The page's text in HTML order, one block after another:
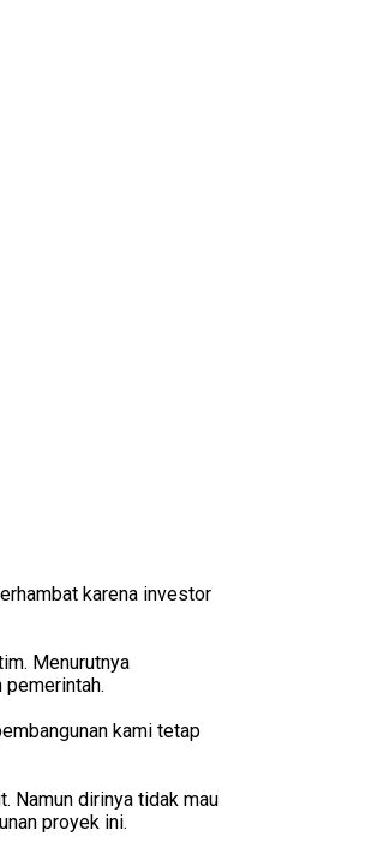
karena investor
Menurutnya
pemerintah.
kami tetap
Namun dirinya tidak mau
proyek ini.